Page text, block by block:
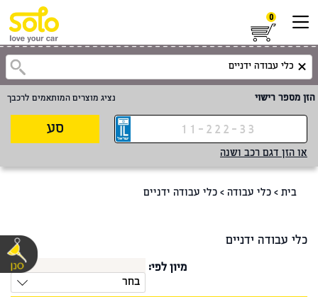
0
הזן מספר רישוי נציג מוצרים המותאמים לרכבך
סע
או הזן דגם רכב ושנה
בית > כלי עבודה > כלי עבודה ידניים
כלי עבודה ידניים
מיון לפי:
בחר